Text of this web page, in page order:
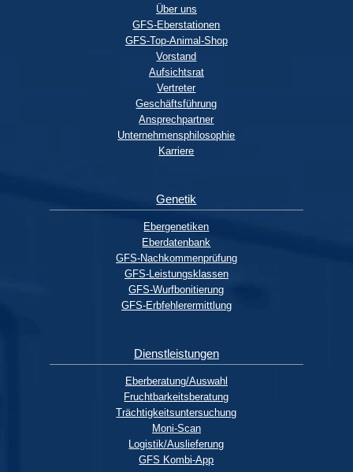
Über uns
GFS-Eberstationen
GFS-Top-Animal-Shop
Vorstand
Aufsichtsrat
Vertreter
Geschäftsführung
Ansprechpartner
Unternehmensphilosophie
Karriere
Genetik
Ebergenetiken
Eberdatenbank
GFS-Nachkommenprüfung
GFS-Leistungsklassen
GFS-Wurfbonitierung
GFS-Erbfehlerermittlung
Dienstleistungen
Eberberatung/Auswahl
Fruchtbarkeitsberatung
Trächtigkeitsuntersuchung
Moni-Scan
Logistik/Auslieferung
GFS Kombi-App